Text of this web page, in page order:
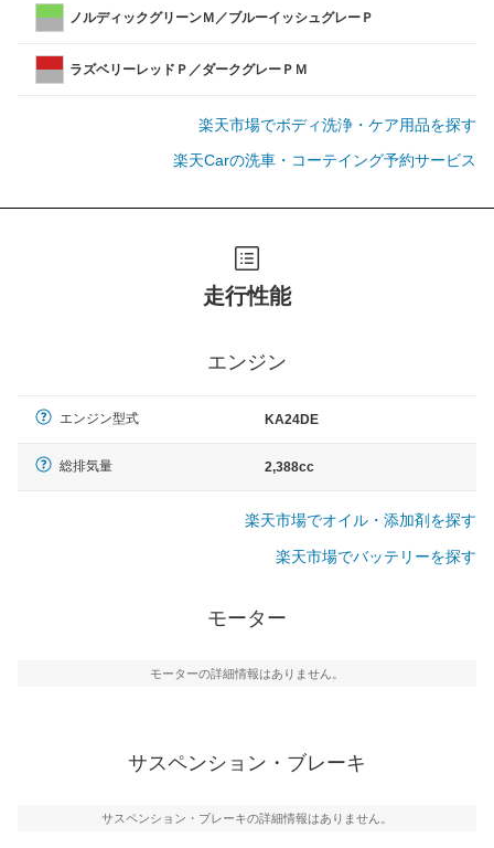
ノルディックグリーンＭ／ブルーイッシュグレーＰ
ラズベリーレッドＰ／ダークグレーＰＭ
楽天市場でボディ洗浄・ケア用品を探す
楽天Carの洗車・コーテイング予約サービス
走行性能
エンジン
エンジン型式 KA24DE
総排気量 2,388cc
楽天市場でオイル・添加剤を探す
楽天市場でバッテリーを探す
モーター
モーターの詳細情報はありません。
サスペンション・ブレーキ
サスペンション・ブレーキの詳細情報はありません。